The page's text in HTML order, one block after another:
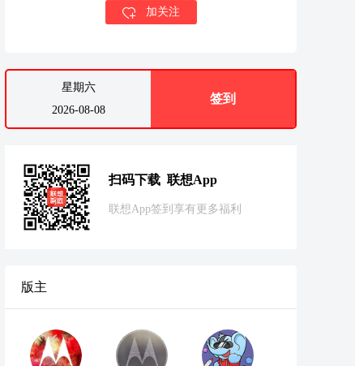
加关注
星期六
2026-08-08
签到
扫码下载 联想App
联想App签到享有更多福利
版主